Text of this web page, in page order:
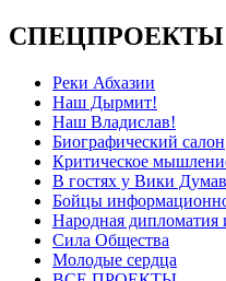
СПЕЦПРОЕКТЫ
Реки Абхазии
Наш Дырмит!
Наш Владислав!
Биографический салон
Критическое
В гостях у Вики
Бойцы
Народная дипломатия
Сила Общества
Молодые сердца